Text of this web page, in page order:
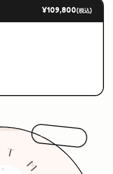
¥109,800(税込)
はじめまして!